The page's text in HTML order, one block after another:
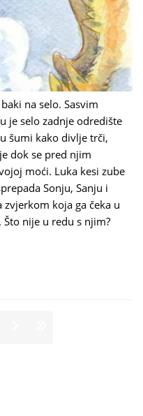
na selo. Sasvim
je selo zadnje odredište
šumi kako divlje trči,
dok se pred njim
moći. Luka kesi zube
Sonju, Sanju i
koja ga čeka u
Što nije u redu s njim?